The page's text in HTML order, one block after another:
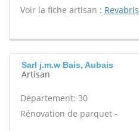
Voir la fiche artisan : Revabris
Sarl j.m.w Bais, Aubais
Artisan
Département: 30
Rénovation de parquet -